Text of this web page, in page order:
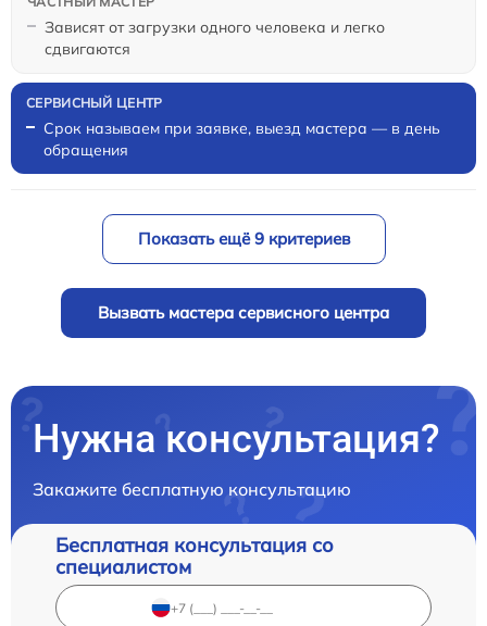
Зависят от загрузки одного человека и легко
сдвигаются
Срок называем при заявке, выезд мастера — в день
обращения
Показать ещё 9 критериев
Вызвать мастера сервисного центра
Нужна консультация?
Закажите бесплатную консультацию
Бесплатная консультация со
специалистом